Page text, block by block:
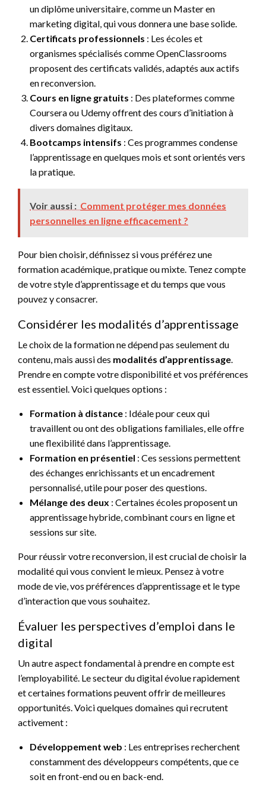
un diplôme universitaire, comme un Master en
marketing digital, qui vous donnera une base solide.
Certificats professionnels : Les écoles et
organismes spécialisés comme OpenClassrooms
proposent des certificats validés, adaptés aux actifs
en reconversion.
Cours en ligne gratuits : Des plateformes comme
Coursera ou Udemy offrent des cours d’initiation à
divers domaines digitaux.
Bootcamps intensifs : Ces programmes condense
l’apprentissage en quelques mois et sont orientés vers
la pratique.
Voir aussi : Comment protéger mes données
personnelles en ligne efficacement ?
Pour bien choisir, définissez si vous préférez une
formation académique, pratique ou mixte. Tenez compte
de votre style d’apprentissage et du temps que vous
pouvez y consacrer.
Considérer les modalités d’apprentissage
Le choix de la formation ne dépend pas seulement du
contenu, mais aussi des modalités d’apprentissage.
Prendre en compte votre disponibilité et vos préférences
est essentiel. Voici quelques options :
Formation à distance : Idéale pour ceux qui
travaillent ou ont des obligations familiales, elle offre
une flexibilité dans l’apprentissage.
Formation en présentiel : Ces sessions permettent
des échanges enrichissants et un encadrement
personnalisé, utile pour poser des questions.
Mélange des deux : Certaines écoles proposent un
apprentissage hybride, combinant cours en ligne et
sessions sur site.
Pour réussir votre reconversion, il est crucial de choisir la
modalité qui vous convient le mieux. Pensez à votre
mode de vie, vos préférences d’apprentissage et le type
d’interaction que vous souhaitez.
Évaluer les perspectives d’emploi dans le
digital
Un autre aspect fondamental à prendre en compte est
l’employabilité. Le secteur du digital évolue rapidement
et certaines formations peuvent offrir de meilleures
opportunités. Voici quelques domaines qui recrutent
activement :
Développement web : Les entreprises recherchent
constamment des développeurs compétents, que ce
soit en front-end ou en back-end.